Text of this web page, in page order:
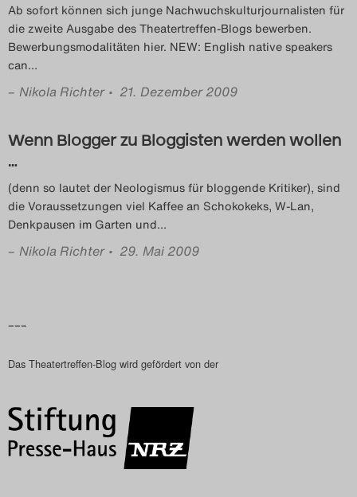
Ab sofort können sich junge Nachwuchskulturjournalisten für
die zweite Ausgabe des Theatertreffen-Blogs bewerben.
Bewerbungsmodalitäten hier. NEW: English native speakers
can…
– Nikola Richter • 21. Dezember 2009
Wenn Blogger zu Bloggisten werden wollen
…
(denn so lautet der Neologismus für bloggende Kritiker), sind
die Voraussetzungen viel Kaffee an Schokokeks, W-Lan,
Denkpausen im Garten und…
– Nikola Richter • 29. Mai 2009
–––
Das Theatertreffen-Blog wird gefördert von der